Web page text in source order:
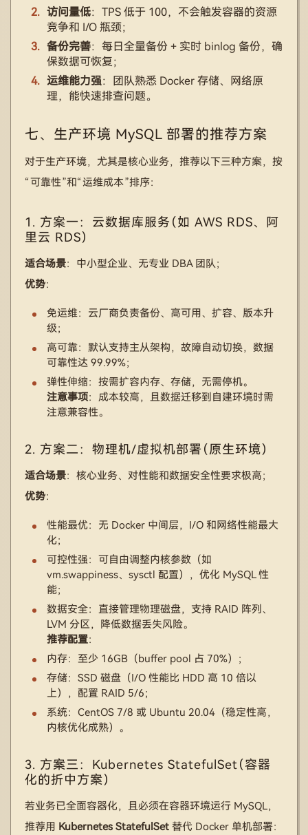
访问量低：TPS 低于 100，不会触发容器的资源
竞争和 I/O 瓶颈；
备份完善：每日全量备份 + 实时 binlog 备份，确
保数据可恢复；
运维能力强：团队熟悉 Docker 存储、网络原
理，能快速排查问题。
七、生产环境 MySQL 部署的推荐方案
对于生产环境，尤其是核心业务，推荐以下三种方案，按
“可靠性”和“运维成本”排序：
1. 方案一：云数据库服务（如 AWS RDS、阿
里云 RDS）
适合场景：中小型企业、无专业 DBA 团队；
优势：
免运维：云厂商负责备份、高可用、扩容、版本升
级；
高可靠：默认支持主从架构，故障自动切换，数据
可靠性达 99.99%；
弹性伸缩：按需扩容内存、存储，无需停机。
注意事项：成本较高，且数据迁移到自建环境时需
注意兼容性。
2. 方案二：物理机/虚拟机部署（原生环境）
适合场景：核心业务、对性能和数据安全性要求极高；
优势：
性能最优：无 Docker 中间层，I/O 和网络性能最大
化；
可控性强：可自由调整内核参数（如
vm.swappiness、sysctl 配置），优化 MySQL 性
能；
数据安全：直接管理物理磁盘，支持 RAID 阵列、
LVM 分区，降低数据丢失风险。
推荐配置：
内存：至少 16GB（buffer pool 占 70%）；
存储：SSD 磁盘（I/O 性能比 HDD 高 10 倍以
上），配置 RAID 5/6；
系统：CentOS 7/8 或 Ubuntu 20.04（稳定性高，
内核优化成熟）。
3. 方案三：Kubernetes StatefulSet（容器
化的折中方案）
若业务已全面容器化，且必须在容器环境运行 MySQL，
推荐用 Kubernetes StatefulSet 替代 Docker 单机部署：